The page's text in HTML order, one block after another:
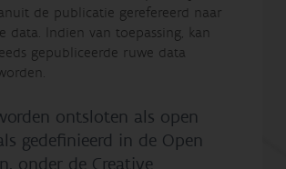
de publicatie gerefereerd naar
data. Indien van toepassing, kan
gepubliceerde ruwe data
ontsloten als open
gedefinieerd in de Open
onder de Creative